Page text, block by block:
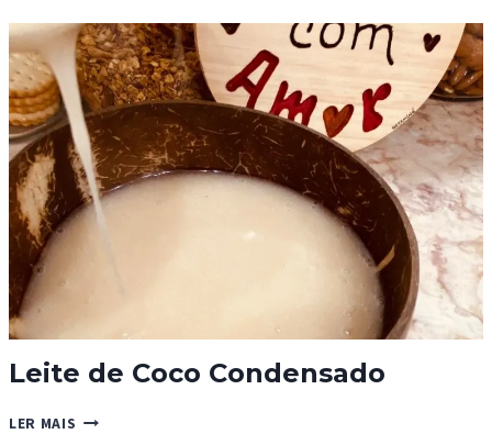
LIMÃO
Leite de Coco Condensado
LER MAIS LEITE